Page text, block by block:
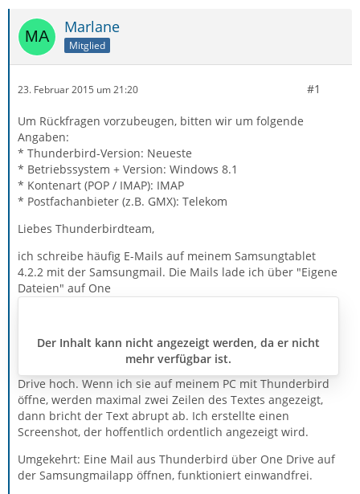
Marlane
Mitglied
23. Februar 2015 um 21:20 #1
Um Rückfragen vorzubeugen, bitten wir um folgende
Angaben:
* Thunderbird-Version: Neueste
* Betriebssystem + Version: Windows 8.1
* Kontenart (POP / IMAP): IMAP
* Postfachanbieter (z.B. GMX): Telekom
Liebes Thunderbirdteam,
ich schreibe häufig E-Mails auf meinem Samsungtablet
4.2.2 mit der Samsungmail. Die Mails lade ich über "Eigene
Dateien" auf One
Der Inhalt kann nicht angezeigt werden, da er nicht
mehr verfügbar ist.
Drive hoch. Wenn ich sie auf meinem PC mit Thunderbird
öffne, werden maximal zwei Zeilen des Textes angezeigt,
dann bricht der Text abrupt ab. Ich erstellte einen
Screenshot, der hoffentlich ordentlich angezeigt wird.
Umgekehrt: Eine Mail aus Thunderbird über One Drive auf
der Samsungmailapp öffnen, funktioniert einwandfrei.